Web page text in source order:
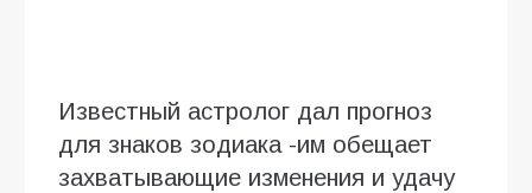
Известный астролог дал прогноз
для знаков зодиака -им обещает
захватывающие изменения и удачу